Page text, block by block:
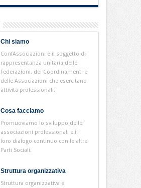
Chi siamo
ConfAssociazioni è il soggetto di
rappresentanza unitaria delle
Federazioni, dei Coordinamenti e
delle Associazioni che esercitano
attività professionali.
Cosa facciamo
Promuoviamo lo sviluppo delle
associazioni professionali e il
loro dialogo continuo con le altre
Parti Sociali.
Struttura organizzativa
Struttura organizzativa e